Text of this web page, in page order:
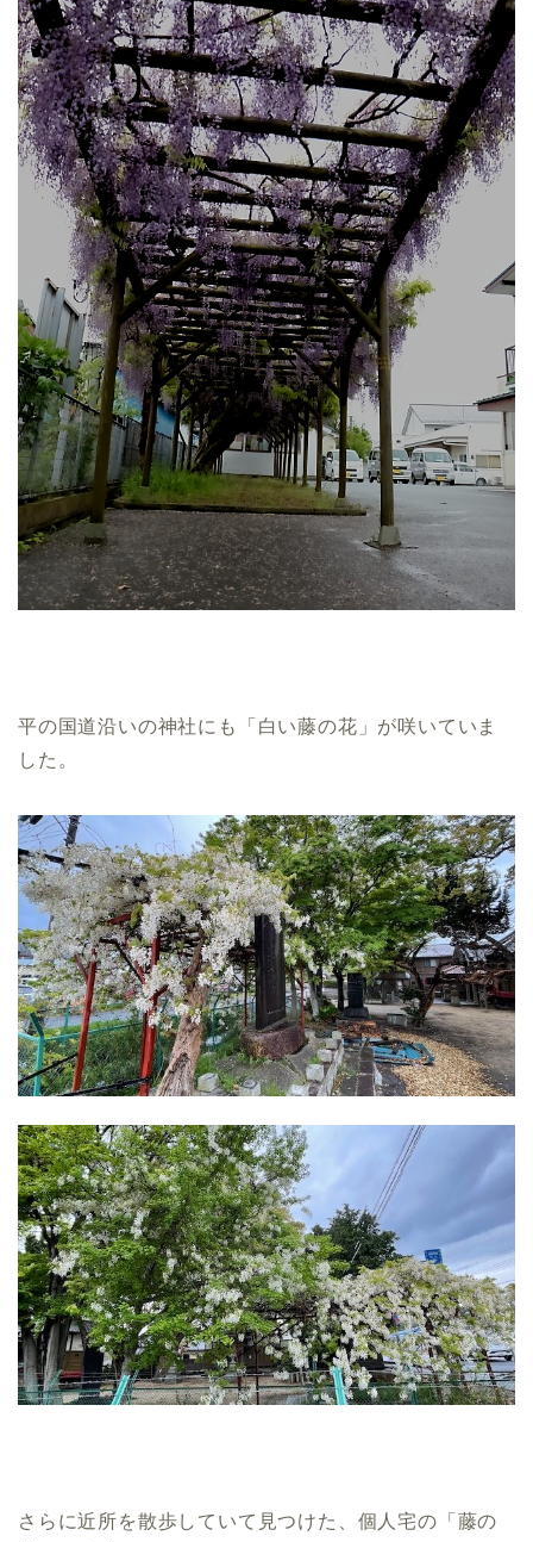
平の国道沿いの神社にも「白い藤の花」が咲いていま
した。
さらに近所を散歩していて見つけた、個人宅の「藤の